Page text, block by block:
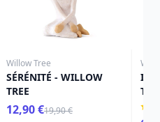
Willow Tree
SÉRÉNITÉ - WILLOW
TREE
12,90 €19,90 €
ICI